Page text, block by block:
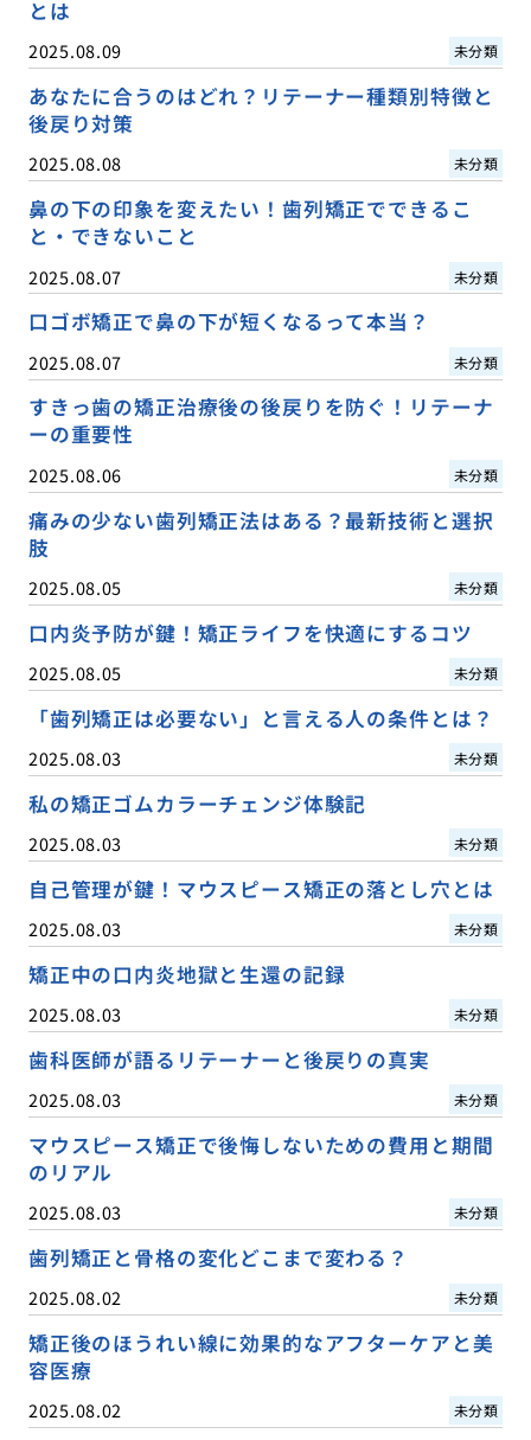
とは
2025.08.09 未分類
あなたに合うのはどれ？リテーナー種類別特徴と
後戻り対策
2025.08.08 未分類
鼻の下の印象を変えたい！歯列矯正でできるこ
と・できないこと
2025.08.07 未分類
口ゴボ矯正で鼻の下が短くなるって本当？
2025.08.07 未分類
すきっ歯の矯正治療後の後戻りを防ぐ！リテーナ
ーの重要性
2025.08.06 未分類
痛みの少ない歯列矯正法はある？最新技術と選択
肢
2025.08.05 未分類
口内炎予防が鍵！矯正ライフを快適にするコツ
2025.08.05 未分類
「歯列矯正は必要ない」と言える人の条件とは？
2025.08.03 未分類
私の矯正ゴムカラーチェンジ体験記
2025.08.03 未分類
自己管理が鍵！マウスピース矯正の落とし穴とは
2025.08.03 未分類
矯正中の口内炎地獄と生還の記録
2025.08.03 未分類
歯科医師が語るリテーナーと後戻りの真実
2025.08.03 未分類
マウスピース矯正で後悔しないための費用と期間
のリアル
2025.08.03 未分類
歯列矯正と骨格の変化どこまで変わる？
2025.08.02 未分類
矯正後のほうれい線に効果的なアフターケアと美
容医療
2025.08.02 未分類